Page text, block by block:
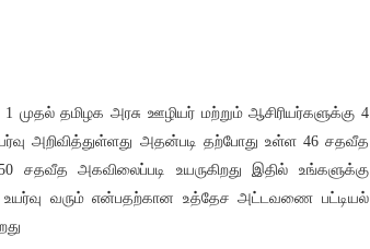
முதல் தமிழக அரசு ஊழியர் மற்றும் ஆசிரியர்களுக்கு 4
அறிவித்துள்ளது அதன்படி தற்போது உள்ள 46 சதவீத
50 சதவீத அகவிலைப்படி உயருகிறது இதில் உங்களுக்கு
உயர்வு வரும் என்பதற்கான உத்தேச அட்டவணை பட்டியல்